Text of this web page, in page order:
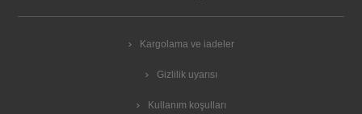
Kargolama ve iadeler
Gizlilik uyarısı
Kullanım koşulları